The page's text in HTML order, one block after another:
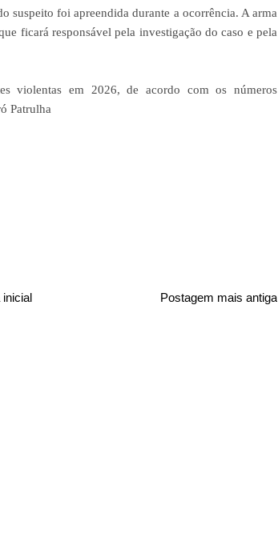
suspeito foi apreendida durante a ocorrência. A arma
ficará responsável pela investigação do caso e pela
violentas em 2026, de acordo com os números
Patrulha
Postagem mais antiga
inicial